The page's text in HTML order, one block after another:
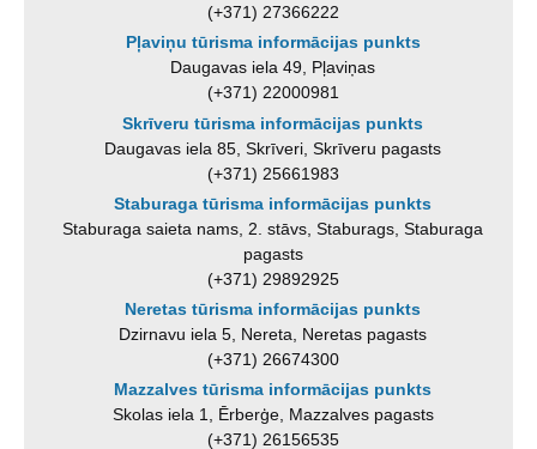
(+371) 27366222
Pļaviņu tūrisma informācijas punkts
Daugavas iela 49, Pļaviņas
(+371) 22000981
Skrīveru tūrisma informācijas punkts
Daugavas iela 85, Skrīveri, Skrīveru pagasts
(+371) 25661983
Staburaga tūrisma informācijas punkts
Staburaga saieta nams, 2. stāvs, Staburags, Staburaga
pagasts
(+371) 29892925
Neretas tūrisma informācijas punkts
Dzirnavu iela 5, Nereta, Neretas pagasts
(+371) 26674300
Mazzalves tūrisma informācijas punkts
Skolas iela 1, Ērberģe, Mazzalves pagasts
(+371) 26156535